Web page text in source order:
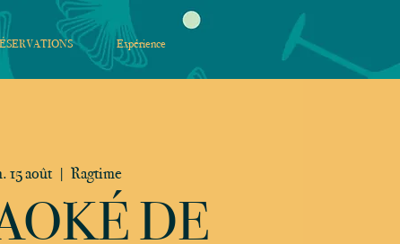
Expérience
15 août
  |
Ragtime
DE